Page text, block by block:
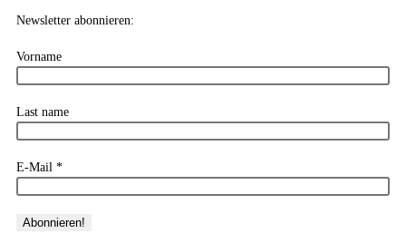
Newsletter abonnieren:
Vorname
Last name
E-Mail *